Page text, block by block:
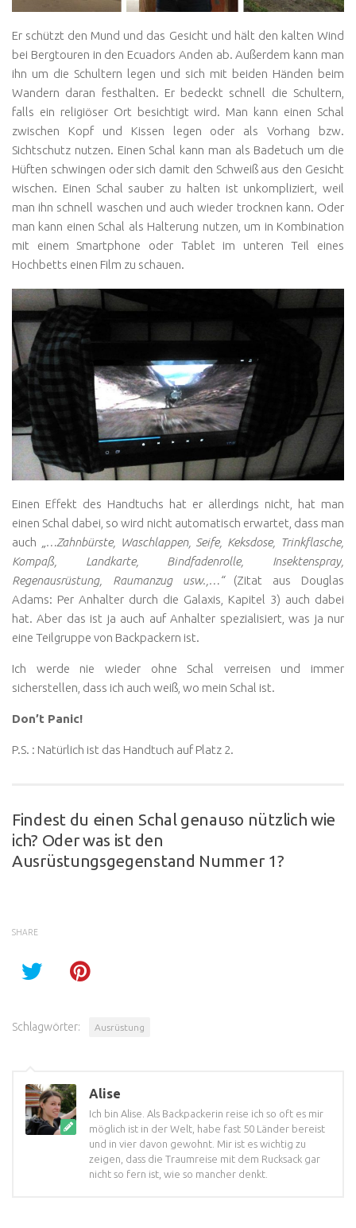
Er schützt den Mund und das Gesicht und hält den kalten Wind
bei Bergtouren in den Ecuadors Anden ab. Außerdem kann man
ihn um die Schultern legen und sich mit beiden Händen beim
Wandern daran festhalten. Er bedeckt schnell die Schultern,
falls ein religiöser Ort besichtigt wird. Man kann einen Schal
zwischen Kopf und Kissen legen oder als Vorhang bzw.
Sichtschutz nutzen. Einen Schal kann man als Badetuch um die
Hüften schwingen oder sich damit den Schweiß aus den Gesicht
wischen. Einen Schal sauber zu halten ist unkompliziert, weil
man ihn schnell waschen und auch wieder trocknen kann. Oder
man kann einen Schal als Halterung nutzen, um in Kombination
mit einem Smartphone oder Tablet im unteren Teil eines
Hochbetts einen Film zu schauen.
Einen Effekt des Handtuchs hat er allerdings nicht, hat man
einen Schal dabei, so wird nicht automatisch erwartet, dass man
auch
„…Zahnbürste, Waschlappen, Seife, Keksdose, Trinkflasche,
Kompaß, Landkarte, Bindfadenrolle, Insektenspray,
Regenausrüstung, Raumanzug usw.,…“(Zitat aus Douglas
Adams: Per Anhalter durch die Galaxis, Kapitel 3) auch dabei
hat. Aber das ist ja auch auf Anhalter spezialisiert, was ja nur
eine Teilgruppe von Backpackern ist.
Ich werde nie wieder ohne Schal verreisen und immer
sicherstellen, dass ich auch weiß, wo mein Schal ist.
Don’t Panic!
P.S. : Natürlich ist das Handtuch auf Platz 2.
Findest du einen Schal genauso nützlich wie
ich? Oder was ist den
Ausrüstungsgegenstand Nummer 1?
SHARE
Schlagwörter: Ausrüstung
Alise
Ich bin Alise. Als Backpackerin reise ich so oft es mir
möglich ist in der Welt, habe fast 50 Länder bereist
und in vier davon gewohnt. Mir ist es wichtig zu
zeigen, dass die Traumreise mit dem Rucksack gar
nicht so fern ist, wie so mancher denkt.